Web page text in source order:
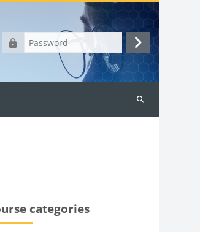
Password
Log
Search
categories